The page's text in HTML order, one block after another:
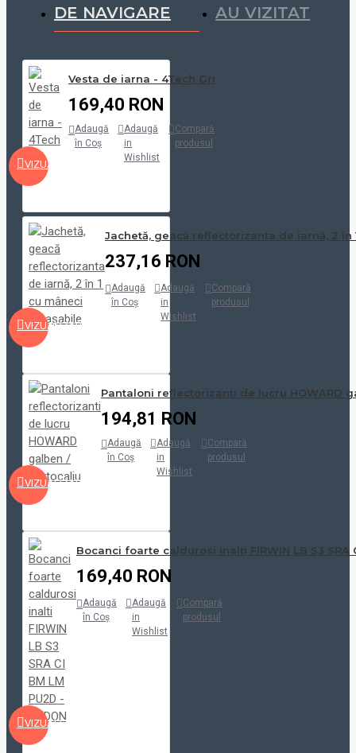
DE NAVIGARE
AU VIZITAT
VIZUALIZARE
Vesta de iarna - 4Tech Gri
169,40 RON
Adaugă
în Coş
Adaugă
in
Wishlist
Compară
produsul
VIZUALIZARE
Jachetă, geacă reflectorizanta de iarnă, 2 în
237,16 RON
Adaugă
în Coş
Adaugă
in
Wishlist
Compară
produsul
VIZUALIZARE
Pantaloni reflectorizanti de lucru HOWARD
194,81 RON
Adaugă
în Coş
Adaugă
in
Wishlist
Compară
produsul
VIZUALIZARE
Bocanci foarte caldurosi inalti FIRWIN LB S3 SRA
169,40 RON
Adaugă
în Coş
Adaugă
in
Wishlist
Compară
produsul